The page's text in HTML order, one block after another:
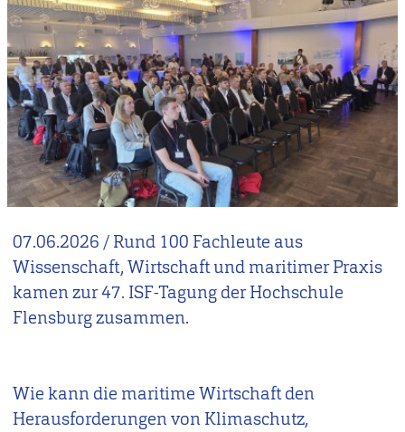
07.06.2026 /Rund 100 Fachleute aus
Wissenschaft, Wirtschaft und maritimer Praxis
kamen zur 47. ISF-Tagung der Hochschule
Flensburg zusammen.
Wie kann die maritime Wirtschaft den
Herausforderungen von Klimaschutz,